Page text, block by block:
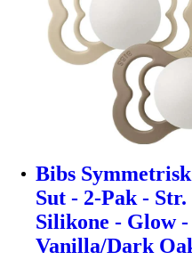
Bibs
Sut - 2-Pak - Str.
Silikone - Glow -
Vanilla/Dark